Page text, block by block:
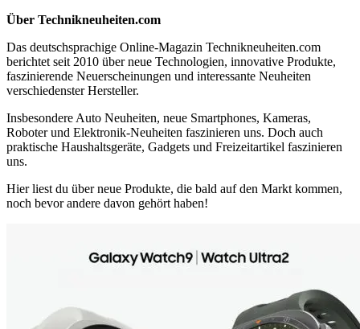
Über Technikneuheiten.com
Das deutschsprachige Online-Magazin Technikneuheiten.com
berichtet seit 2010 über neue Technologien, innovative Produkte,
faszinierende Neuerscheinungen und interessante Neuheiten
verschiedenster Hersteller.
Insbesondere Auto Neuheiten, neue Smartphones, Kameras,
Roboter und Elektronik-Neuheiten faszinieren uns. Doch auch
praktische Haushaltsgeräte, Gadgets und Freizeitartikel faszinieren
uns.
Hier liest du über neue Produkte, die bald auf den Markt kommen,
noch bevor andere davon gehört haben!